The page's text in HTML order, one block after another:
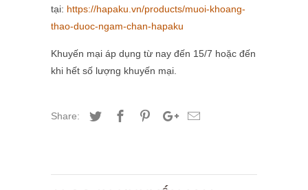
tại: https://hapaku.vn/products/muoi-khoang-
thao-duoc-ngam-chan-hapaku
Khuyến mại áp dụng từ nay đến 15/7 hoặc đến
khi hết số lượng khuyến mại.
Share: